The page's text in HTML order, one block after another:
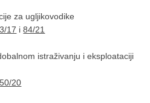
za ugljikovodike
17 i84/21
istraživanju i eksploataciji
50/20